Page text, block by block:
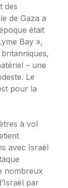
des
de Gaza a
était
Bay »,
– une
Le
pour la
à vol
avec Israël
nombreux
par